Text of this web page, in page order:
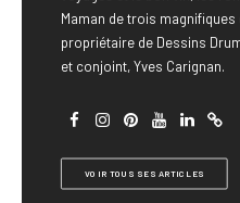
Maman de trois
propriétaire de Dessins
et conjoint, Yves Carignan.
VOIR TOUS SES ARTICLES